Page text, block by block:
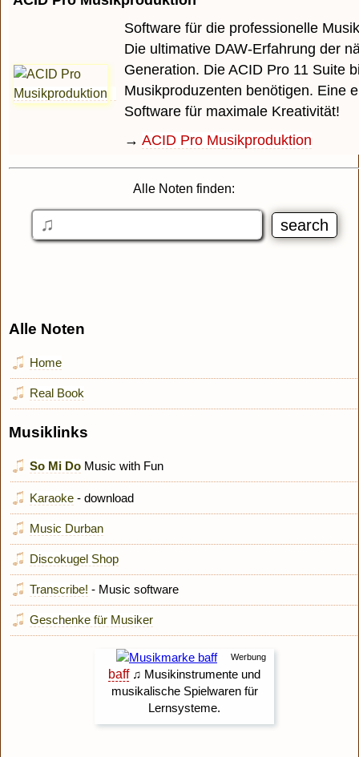
Software für die professionelle
Die ultimative DAW-Erfahrung der
Generation. Die ACID Pro 11 Suite
Musikproduzenten benötigen. Eine
Software für maximale Kreativität!
→ ACID Pro Musikproduktion
Alle Noten finden:
Alle Noten
Home
Real Book
Musiklinks
So Mi Do Music with Fun
Karaoke - download
Music Durban
Discokugel Shop
Transcribe! - Music software
Geschenke für Musiker